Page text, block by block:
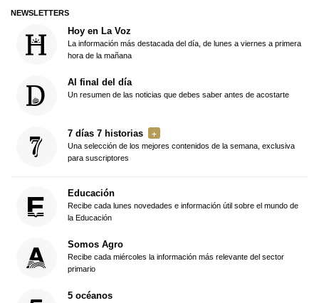
NEWSLETTERS
Hoy en La Voz
La información más destacada del día, de lunes a viernes a primera
hora de la mañana
Al final del día
Un resumen de las noticias que debes saber antes de acostarte
7 días 7 historias
Una selección de los mejores contenidos de la semana, exclusiva
para suscriptores
Educación
Recibe cada lunes novedades e información útil sobre el mundo de
la Educación
Somos Agro
Recibe cada miércoles la información más relevante del sector
primario
5 océanos